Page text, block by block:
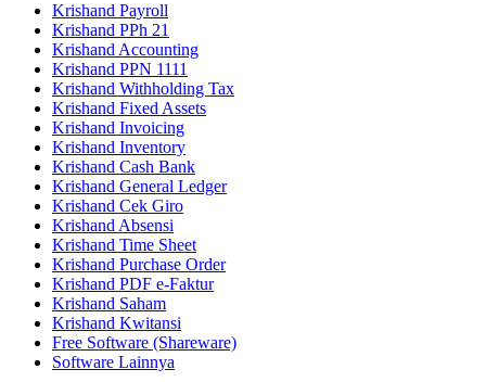
Krishand Payroll
Krishand PPh 21
Krishand Accounting
Krishand PPN 1111
Krishand Withholding Tax
Krishand Fixed Assets
Krishand Invoicing
Krishand Inventory
Krishand Cash Bank
Krishand General Ledger
Krishand Cek Giro
Krishand Absensi
Krishand Time Sheet
Krishand Purchase Order
Krishand PDF e-Faktur
Krishand Saham
Krishand Kwitansi
Free Software (Shareware)
Software Lainnya